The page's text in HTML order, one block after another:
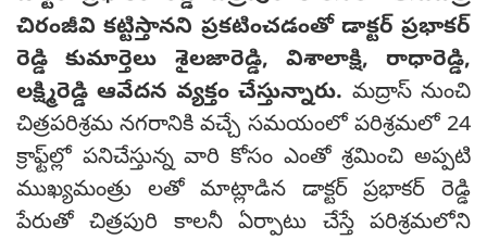
చిరంజీవి క‌ట్టిస్తాన‌ని ప్ర‌క‌టించ‌డంతో డాక్టర్‌ ప్రభాకర్‌
రెడ్డి కుమార్తెలు శైలజారెడ్డి, విశాలాక్షి, రాధారెడ్డి,
లక్ష్మిరెడ్డి ఆవేద‌న వ్య‌క్తం చేస్తున్నారు. మద్రాస్‌ నుంచి
చిత్రపరిశ్రమ నగరానికి వచ్చే సమయంలో పరిశ్రమలో 24
క్రాఫ్ట్‌ల్లో పనిచేస్తున్న వారి కోసం ఎంతో శ్రమించి అప్పటి
ముఖ్యమంత్రు లతో మాట్లాడిన డాక్టర్‌ ప్రభాకర్‌ రెడ్డి
పేరుతో చిత్రపురి కాలనీ ఏర్పాటు చేస్తే పరిశ్రమలోని